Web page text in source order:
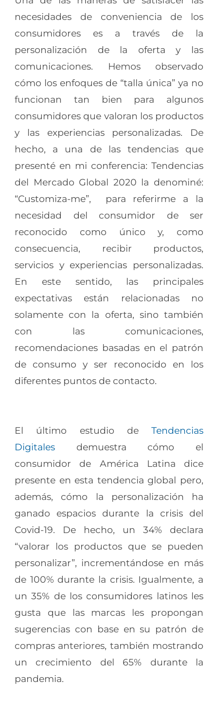
necesidades de conveniencia de los
consumidores es a través de la
personalización de la oferta y las
comunicaciones. Hemos observado
cómo los enfoques de “talla única” ya no
funcionan tan bien para algunos
consumidores que valoran los productos
y las experiencias personalizadas. De
hecho, a una de las tendencias que
presenté en mi conferencia: Tendencias
del Mercado Global 2020 la denominé:
“Customiza-me”, para referirme a la
necesidad del consumidor de ser
reconocido como único y, como
consecuencia, recibir productos,
servicios y experiencias personalizadas.
En este sentido, las principales
expectativas están relacionadas no
solamente con la oferta, sino también
con las comunicaciones,
recomendaciones basadas en el patrón
de consumo y ser reconocido en los
diferentes puntos de contacto.
El último estudio de Tendencias
Digitales demuestra cómo el
consumidor de América Latina dice
presente en esta tendencia global pero,
además, cómo la personalización ha
ganado espacios durante la crisis del
Covid-19. De hecho, un 34% declara
“valorar los productos que se pueden
personalizar”, incrementándose en más
de 100% durante la crisis. Igualmente, a
un 35% de los consumidores latinos les
gusta que las marcas les propongan
sugerencias con base en su patrón de
compras anteriores, también mostrando
un crecimiento del 65% durante la
pandemia.